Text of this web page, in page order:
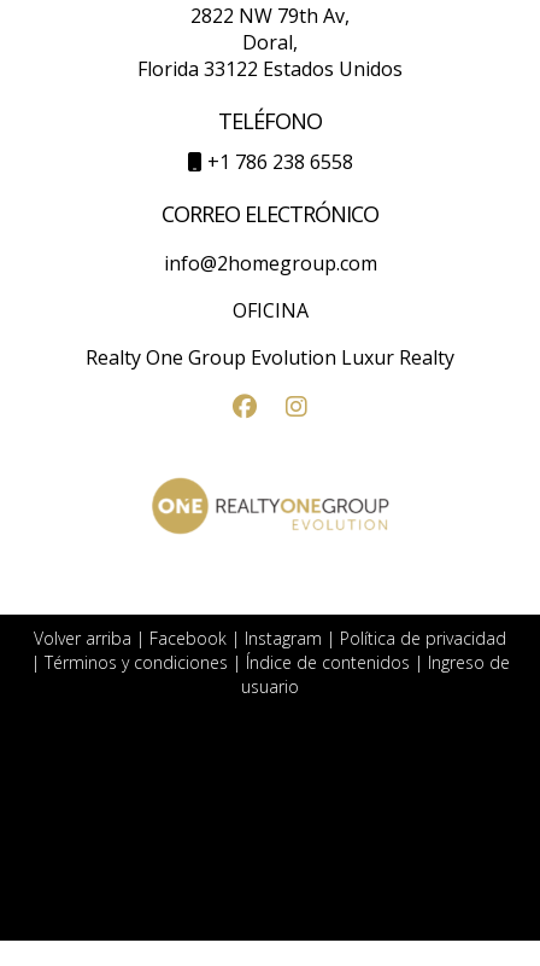
2822 NW 79th Av,
Doral,
Florida 33122 Estados Unidos
TELÉFONO
+1 786 238 6558
CORREO ELECTRÓNICO
info@2homegroup.com
OFICINA
Realty One Group Evolution Luxur Realty
Volver arriba | Facebook | Instagram | Política de privacidad
|Términos y condiciones | Índice de contenidos | Ingreso de
usuario